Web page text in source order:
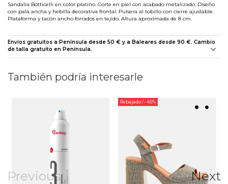
Sandalia Botticelli en color platino. Corte en piel con acabado metalizado. Diseño
con pala ancha y hebilla decorativa frontal. Pulsera al tobillo con cierre ajustable.
Plataforma y tacón ancho forrados en tejido. Altura aproximada de 8 cm.
Envíos gratuitos a Península desde 50 € y a Baleares desde 90 €. Cambio
de talla gratuito en Península.
También podría interesarle
Previous
Rebajado/ -45%
Next